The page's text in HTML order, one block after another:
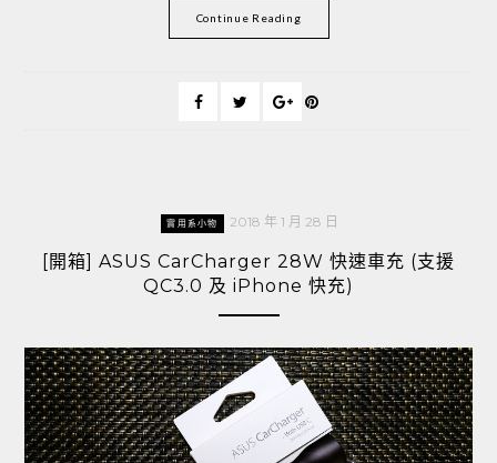
Continue Reading
實用系小物 2018 年 1 月 28 日
[開箱] ASUS CarCharger 28W 快速車充 (支援
QC3.0 及 iPhone 快充)